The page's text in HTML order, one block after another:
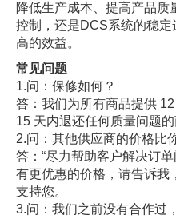
降低生产成本、提高产品
控制，还是DCS系统的稳
高的效益。
常见问题
1.问：保修如何？
答：我们为所有商品提供
15 天内退还任何质量问题的
2.问：其他供应商的价格比
答：“尽力帮助客户解决订
有更优惠的价格，请告诉我
支持您。
3.问：我们之前没有合作过